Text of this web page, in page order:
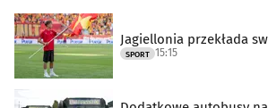
Jagiellonia przekłada
SPORT 15:15